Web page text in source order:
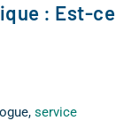
: Est-ce
service